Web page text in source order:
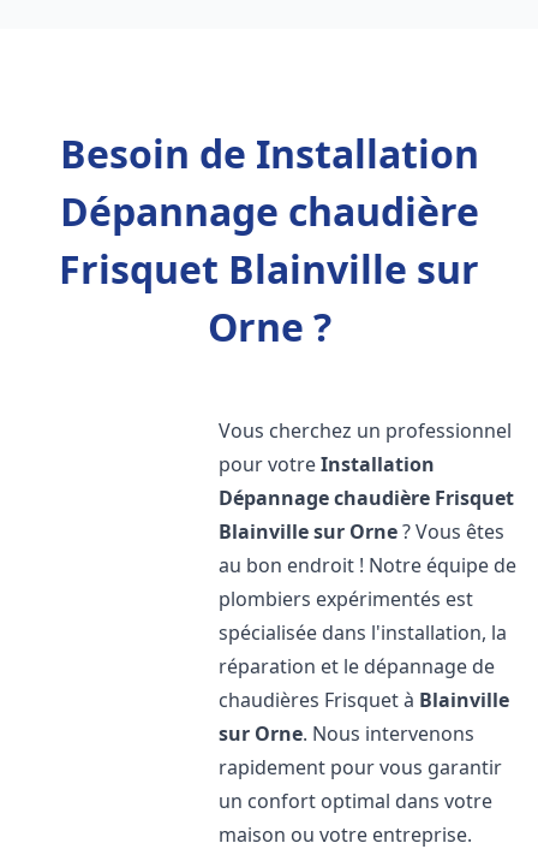
Besoin de Installation
Dépannage chaudière
Frisquet Blainville sur
Orne ?
Vous cherchez un professionnel
pour votreInstallation
Dépannage chaudière Frisquet
Blainville sur Orne? Vous êtes
au bon endroit ! Notre équipe de
plombiers expérimentés est
spécialisée dans l'installation, la
réparation et le dépannage de
chaudières Frisquet à Blainville
sur Orne. Nous intervenons
rapidement pour vous garantir
un confort optimal dans votre
maison ou votre entreprise.